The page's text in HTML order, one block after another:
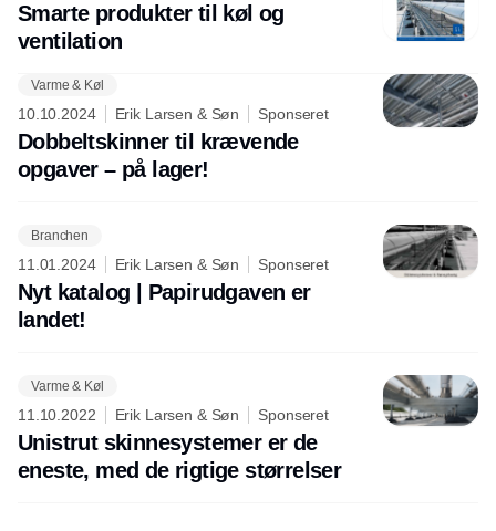
Smarte produkter til køl og
ventilation
Varme & Køl
10.10.2024 Erik Larsen & Søn Sponseret
Dobbeltskinner til krævende
opgaver – på lager!
Branchen
11.01.2024 Erik Larsen & Søn Sponseret
Nyt katalog | Papirudgaven er
landet!
Varme & Køl
11.10.2022 Erik Larsen & Søn Sponseret
Unistrut skinnesystemer er de
eneste, med de rigtige størrelser